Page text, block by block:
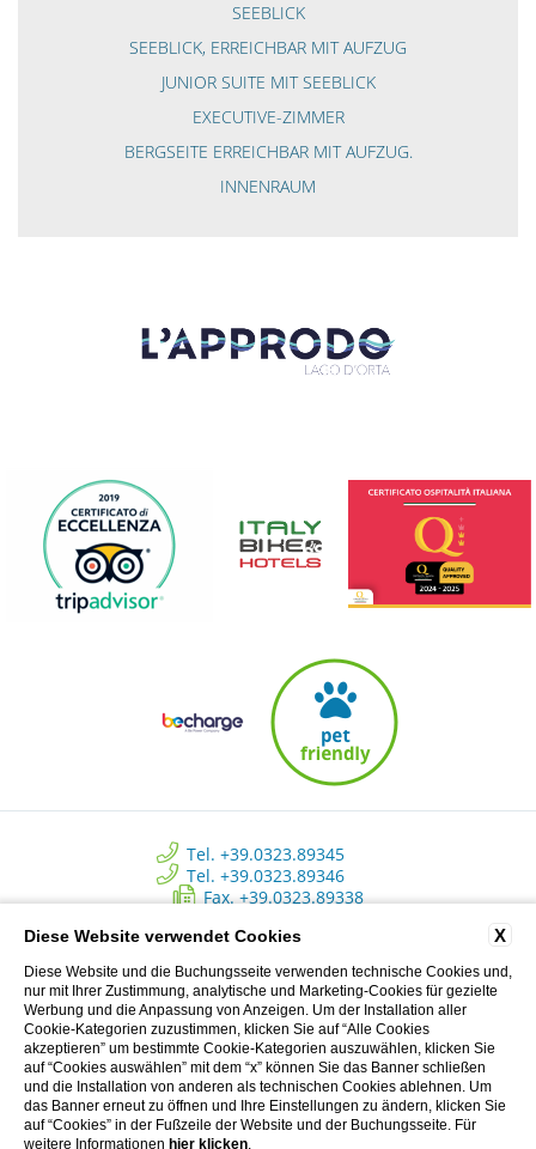
SEEBLICK
SEEBLICK, ERREICHBAR MIT AUFZUG
JUNIOR SUITE MIT SEEBLICK
EXECUTIVE-ZIMMER
BERGSEITE ERREICHBAR MIT AUFZUG.
INNENRAUM
Tel. +39.0323.89345
Tel. +39.0323.89346
Fax. +39.0323.89338
Hotel L’Approdo - New Energy Srl - C.so Roma, 80 - Pettenasco (NO)
Italy | Registro delle imprese di Novara - N. REA NO 223534 - Capitale
sociale versato € 10.500 - P.I. 02233690037
Privacy Clienti
CREDITS: MENTEFREDDA - WEB MARKETING TURISTICO
X
Diese Website verwendet Cookies
Diese Website und die Buchungsseite verwenden technische Cookies und,
nur mit Ihrer Zustimmung, analytische und Marketing-Cookies für gezielte
Werbung und die Anpassung von Anzeigen. Um der Installation aller
Cookie-Kategorien zuzustimmen, klicken Sie auf “Alle Cookies
akzeptieren” um bestimmte Cookie-Kategorien auszuwählen, klicken Sie
auf “Cookies auswählen” mit dem “x” können Sie das Banner schließen
und die Installation von anderen als technischen Cookies ablehnen. Um
das Banner erneut zu öffnen und Ihre Einstellungen zu ändern, klicken Sie
auf “Cookies” in der Fußzeile der Website und der Buchungsseite. Für
weitere Informationen hier klicken.